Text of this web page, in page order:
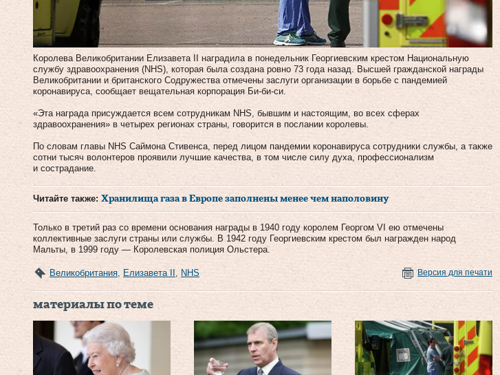
Королева Великобритании Елизавета II наградила в понедельник Георгиевским крестом Национальную
службу здравоохранения (NHS), которая была создана ровно 73 года назад. Высшей гражданской награды
Великобритании и британского Содружества отмечены заслуги организации в борьбе с пандемией
коронавируса, сообщает вещательная корпорация Би-би-си.
«Эта награда присуждается всем сотрудникам NHS, бывшим и настоящим, во всех сферах
здравоохранения» в четырех регионах страны, говорится в послании королевы.
По словам главы NHS Саймона Стивенса, перед лицом пандемии коронавируса сотрудники службы, а также
сотни тысяч волонтеров проявили лучшие качества, в том числе силу духа, профессионализм
и сострадание.
Читайте также: Хранилища газа в Европе заполнены менее чем наполовину
Только в третий раз со времени основания награды в 1940 году королем Георгом VI ею отмечены
коллективные заслуги страны или службы. В 1942 году Георгиевским крестом был награжден народ
Мальты, в 1999 году — Королевская полиция Ольстера.
Великобритания Елизавета II NHS Версия для печати
материалы по теме